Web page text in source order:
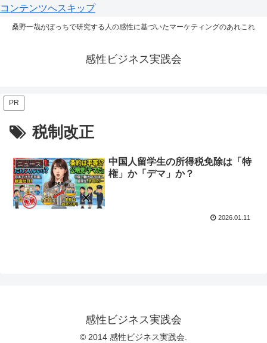
コンテンツへスキップ
桑野一哉がぼっちで研究する人の感性に基づいたマーケティングのあれこれ
感性ビジネス実践会
PR
税制改正
ニュース
中国人留学生の所得税免除は「特
権」か「デマ」か？
2026.01.11
感性ビジネス実践会
© 2014 感性ビジネス実践会.